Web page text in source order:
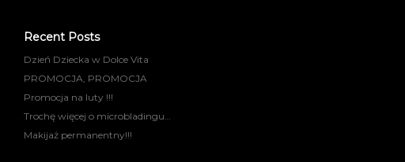
Recent Posts
Dzień Dziecka w Dolce Vita
PROMOCJA, PROMOCJA
Promocja na luty !!!
Trochę więcej o microbladingu…
Makijaż permanentny!!!